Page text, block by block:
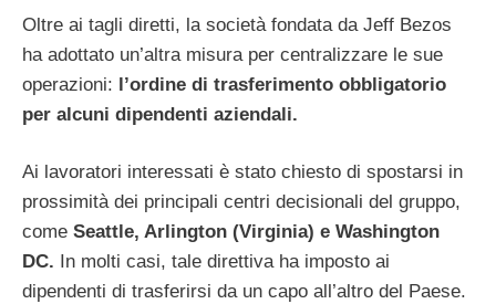
Oltre ai tagli diretti, la società fondata da Jeff Bezos
ha adottato un’altra misura per centralizzare le sue
operazioni: l’ordine di trasferimento obbligatorio
per alcuni dipendenti aziendali.
Ai lavoratori interessati è stato chiesto di spostarsi in
prossimità dei principali centri decisionali del gruppo,
come Seattle, Arlington (Virginia) e Washington
DC. In molti casi, tale direttiva ha imposto ai
dipendenti di trasferirsi da un capo all’altro del Paese.